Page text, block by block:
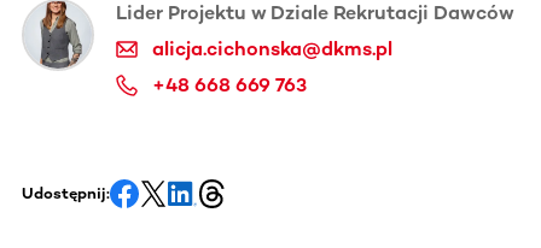
Lider Projektu w Dziale Rekrutacji Dawców
alicja.cichonska@dkms.pl
+48 668 669 763
Udostępnij: